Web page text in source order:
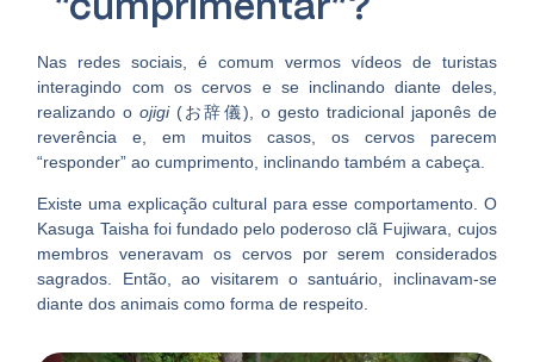
“cumprimentar”?
Nas redes sociais, é comum vermos vídeos de turistas
interagindo com os cervos e se inclinando diante deles,
realizando oojigi(お辞儀), o gesto tradicional japonês de
reverência e, em muitos casos, os cervos parecem
“responder” ao cumprimento, inclinando também a cabeça.
Existe uma explicação cultural para esse comportamento. O
Kasuga Taisha foi fundado pelo poderoso clã Fujiwara, cujos
membros veneravam os cervos por serem considerados
sagrados. Então, ao visitarem o santuário, inclinavam-se
diante dos animais como forma de respeito.